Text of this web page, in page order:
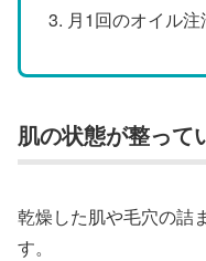
月1回のオイル注
肌の状態が整って
乾燥した肌や毛穴の詰
す。